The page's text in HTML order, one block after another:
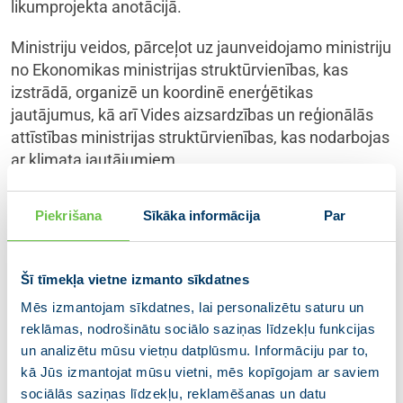
Piekrišana Sīkāka informācija Par
Šī tīmekļa vietne izmanto sīkdatnes
Mēs izmantojam sīkdatnes, lai personalizētu saturu un
reklāmas, nodrošinātu sociālo saziņas līdzekļu funkcijas
un analizētu mūsu vietņu datplūsmu. Informāciju par to,
kā Jūs izmantojat mūsu vietni, mēs kopīgojam ar saviem
sociālās saziņas līdzekļu, reklamēšanas un datu
likumprojekta anotācijā.
Ministriju veidos, pārceļot uz jaunveidojamo ministriju
no Ekonomikas ministrijas struktūrvienības, kas
izstrādā, organizē un koordinē enerģētikas
jautājumus, kā arī Vides aizsardzības un reģionālās
attīstības ministrijas struktūrvienības, kas nodarbojas
ar klimata jautājumiem.
struktūrai ir jābūt elastīgai, piemērojoties gan
vajadzībām, gan valdības prioritātēm. Valsts
pārvaldes institucionālajā sistēmā nozares ministra
portfelis un atsevišķas ministrijas izveidošana tiek
vērtēta pēc tā, cik būtiski pieaug konkrētās politikas
nozares prioritātes. Ar grozījumiem par vienu no
šādām jomām paredzēts noteikt klimatu un
enerģētiku.